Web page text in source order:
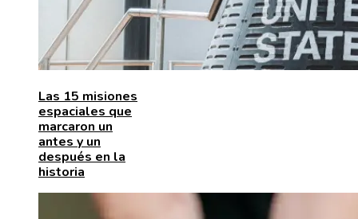
Las 15 misiones
espaciales que
marcaron un
antes y un
después en la
historia